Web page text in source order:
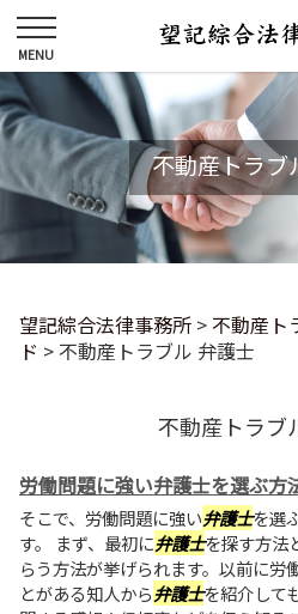
不動産トラブ
望記綜合法律事務所 >不動産ト
ド > 不動産トラブル 弁護士
不動産トラブ
労働問題に強い弁護士を選ぶ方
そこで、労働問題に強い弁護士を選
す。 まず、最初に弁護士を探す方法
らう方法が挙げられます。以前に労
とがある知人から弁護士を紹介して